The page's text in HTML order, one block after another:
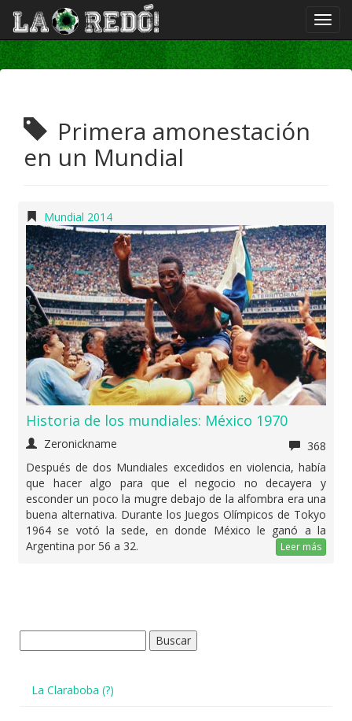
Primera amonestación
en un Mundial
Mundial 2014
Historia de los mundiales: México 1970
Zeronickname
368
Después de dos Mundiales excedidos en violencia, había
que hacer algo para que el negocio no decayera y
esconder un poco la mugre debajo de la alfombra era una
buena alternativa. Durante los Juegos Olímpicos de Tokyo
1964 se votó la sede, en donde México le ganó a la
Argentina por 56 a 32.
Leer más
La Claraboba (?)